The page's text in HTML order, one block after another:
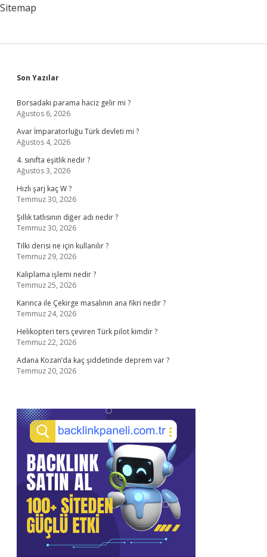
Sitemap
Sidebar
Son Yazılar
Borsadaki parama haciz gelir mi ?
Ağustos 6, 2026
Avar İmparatorluğu Türk devleti mi ?
Ağustos 4, 2026
4. sınıfta eşitlik nedir ?
Ağustos 3, 2026
Hızlı şarj kaç W ?
Temmuz 30, 2026
Şıllık tatlısının diğer adı nedir ?
Temmuz 30, 2026
Tilki derisi ne için kullanılır ?
Temmuz 29, 2026
Kalıplama işlemi nedir ?
Temmuz 25, 2026
Karınca ile Çekirge masalının ana fikri nedir ?
Temmuz 24, 2026
Helikopteri ters çeviren Türk pilot kimdir ?
Temmuz 22, 2026
Adana Kozan’da kaç şiddetinde deprem var ?
Temmuz 20, 2026